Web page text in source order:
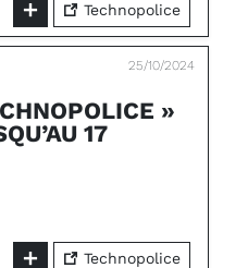
Technopolice
25/10/2024
»
17
Technopolice